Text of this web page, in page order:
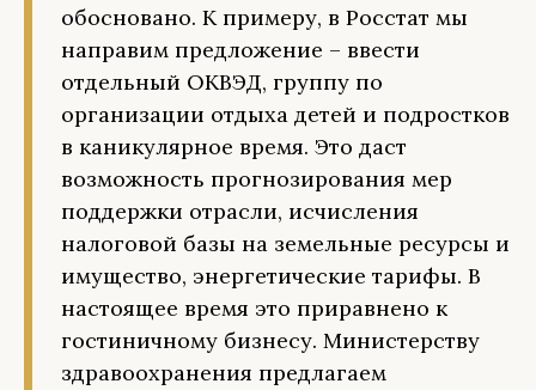
обосновано. К примеру, в Росстат мы
направим предложение – ввести
отдельный ОКВЭД, группу по
организации отдыха детей и подростков
в каникулярное время. Это даст
возможность прогнозирования мер
поддержки отрасли, исчисления
налоговой базы на земельные ресурсы и
имущество, энергетические тарифы. В
настоящее время это приравнено к
гостиничному бизнесу. Министерству
здравоохранения предлагаем